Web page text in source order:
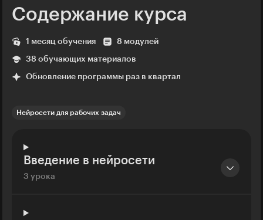
Содержание курса
1 месяц обучения 8 модулей
38 обучающих материалов
Обновление программы раз в квартал
Нейросети для рабочих задач
Введение в нейросети
3 урока